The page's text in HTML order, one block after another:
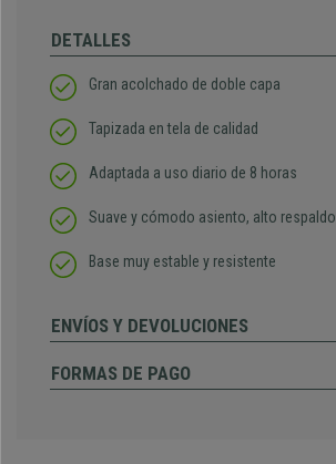
DETALLES
Gran acolchado de doble capa
Tapizada en tela de calidad
Adaptada a uso diario de 8 horas
Suave y cómodo asiento, alto respaldo
Base muy estable y resistente
ENVÍOS Y DEVOLUCIONES
FORMAS DE PAGO